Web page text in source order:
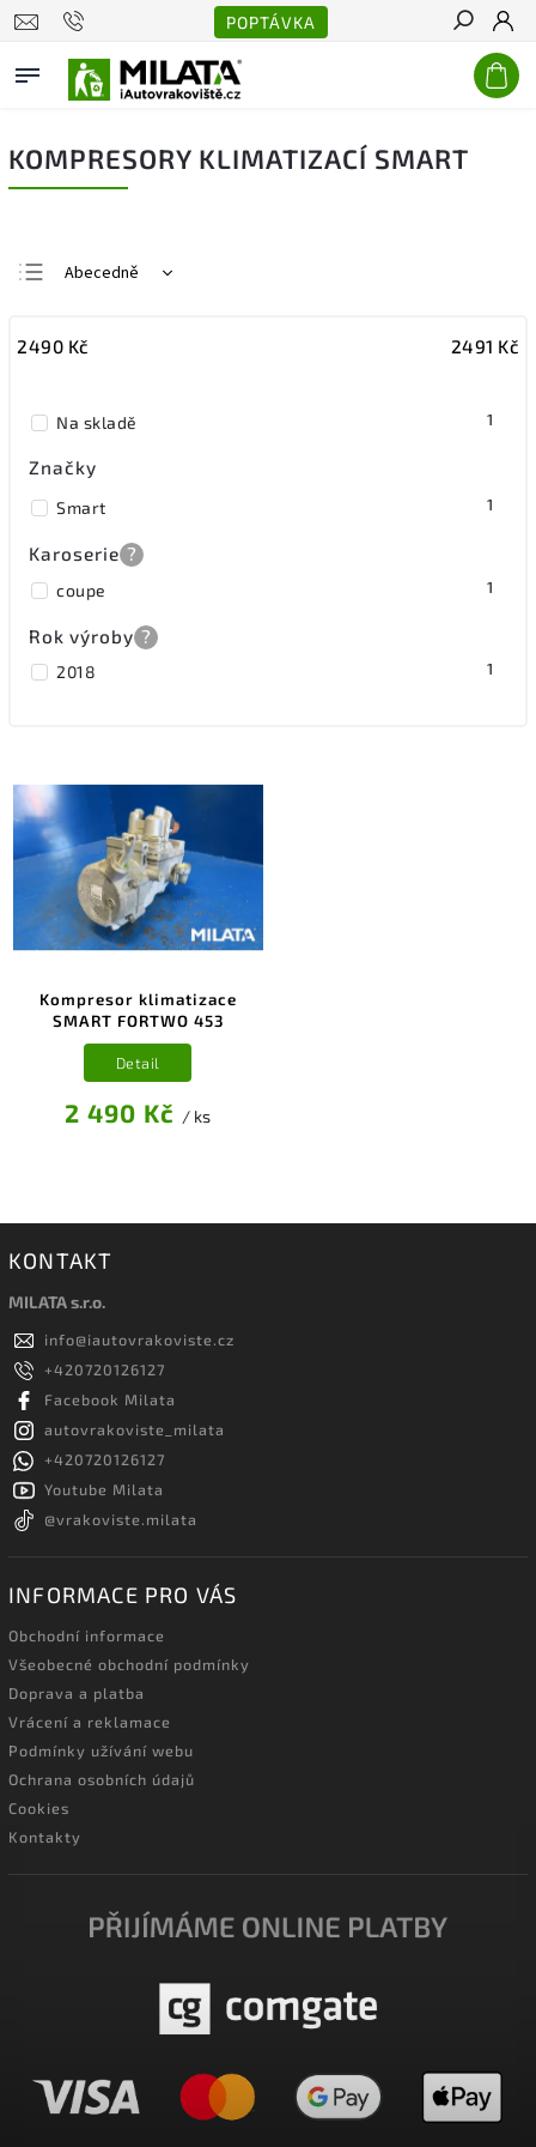
POPTÁVKA
Hledat
KOMPRESORY KLIMATIZACÍ SMART
Abecedně
Nejdražší
2490 Kč 2491 Kč
Na skladě 1
Značky
Smart 1
Karoserie ?
coupe 1
Rok výroby ?
2018 1
Kompresor klimatizace
SMART FORTWO 453
2 490 Kč / ks
Detail
KONTAKT
MILATA s.r.o.
info@iautovrakoviste.cz
+420720126127
Facebook Milata
autovrakoviste_milata
+420720126127
Youtube Milata
@vrakoviste.milata
INFORMACE PRO VÁS
Obchodní informace
Všeobecné obchodní podmínky
Doprava a platba
Vrácení a reklamace
Podmínky užívání webu
Ochrana osobních údajů
Cookies
Kontakty